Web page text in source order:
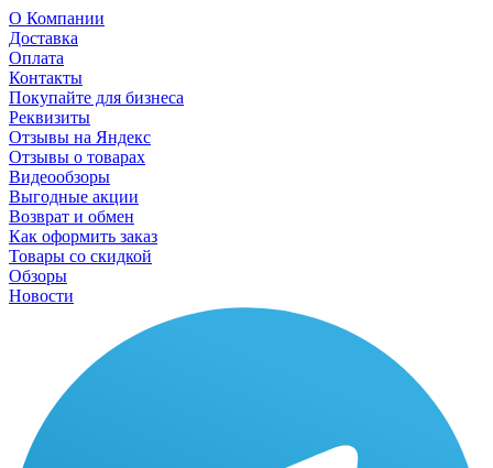
О Компании
Доставка
Оплата
Контакты
Покупайте для бизнеса
Реквизиты
Отзывы на Яндекс
Отзывы о товарах
Видеообзоры
Выгодные акции
Возврат и обмен
Как оформить заказ
Товары со скидкой
Обзоры
Новости